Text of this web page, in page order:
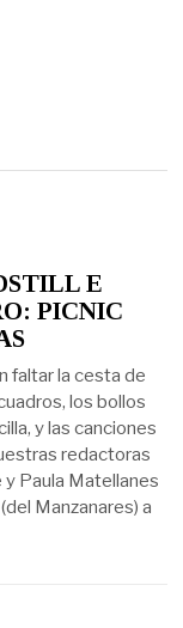
E
PICNIC
faltar la cesta de
los bollos
y las canciones
redactoras
y Paula Matellanes
Manzanares) a